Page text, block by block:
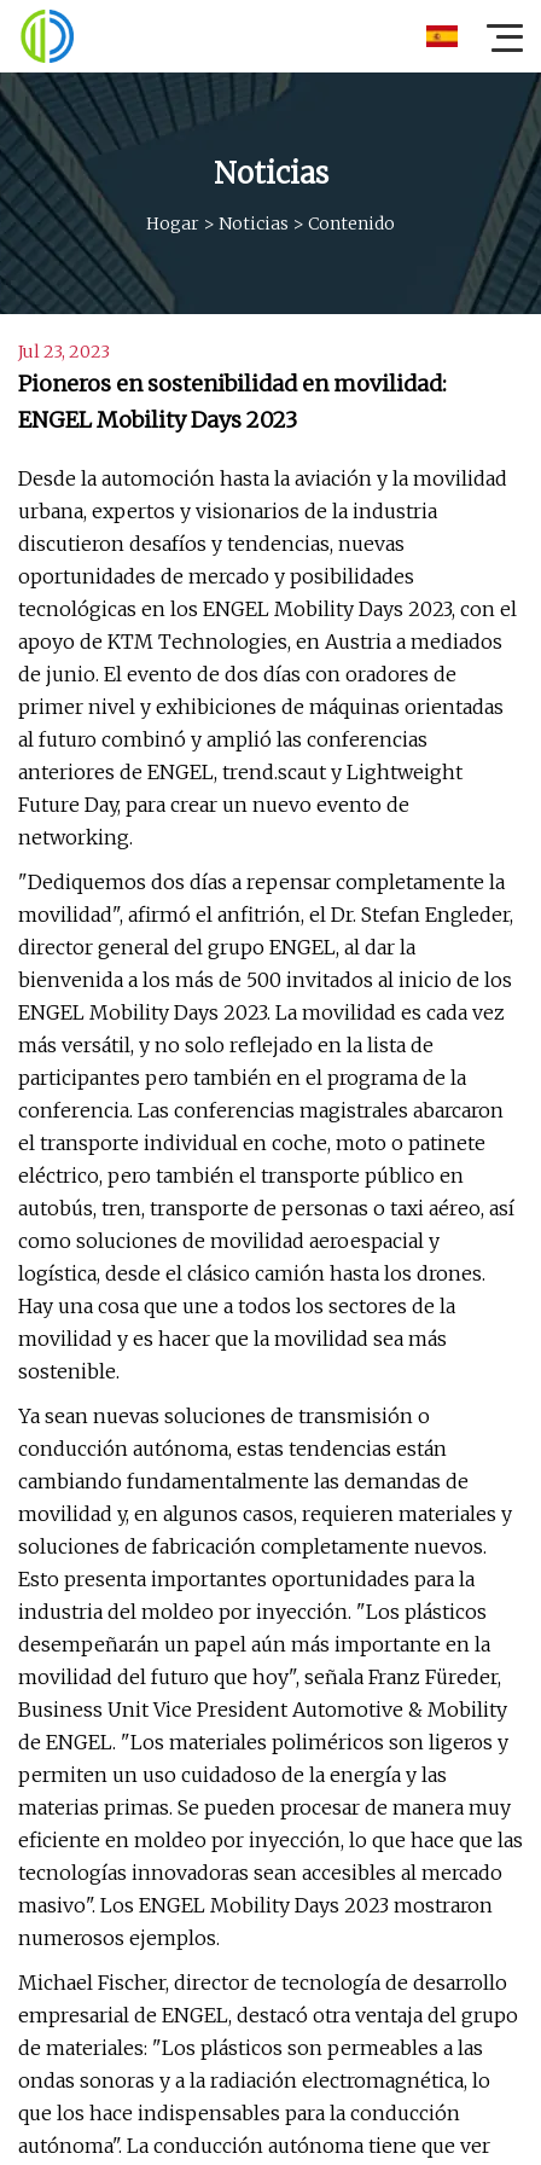
Noticias
Hogar > Noticias > Contenido
Jul 23, 2023
Pioneros en sostenibilidad en movilidad:
ENGEL Mobility Days 2023
Desde la automoción hasta la aviación y la movilidad
urbana, expertos y visionarios de la industria
discutieron desafíos y tendencias, nuevas
oportunidades de mercado y posibilidades
tecnológicas en los ENGEL Mobility Days 2023, con el
apoyo de KTM Technologies, en Austria a mediados
de junio. El evento de dos días con oradores de
primer nivel y exhibiciones de máquinas orientadas
al futuro combinó y amplió las conferencias
anteriores de ENGEL, trend.scaut y Lightweight
Future Day, para crear un nuevo evento de
networking.
"Dediquemos dos días a repensar completamente la
movilidad", afirmó el anfitrión, el Dr. Stefan Engleder,
director general del grupo ENGEL, al dar la
bienvenida a los más de 500 invitados al inicio de los
ENGEL Mobility Days 2023. La movilidad es cada vez
más versátil, y no solo reflejado en la lista de
participantes pero también en el programa de la
conferencia. Las conferencias magistrales abarcaron
el transporte individual en coche, moto o patinete
eléctrico, pero también el transporte público en
autobús, tren, transporte de personas o taxi aéreo, así
como soluciones de movilidad aeroespacial y
logística, desde el clásico camión hasta los drones.
Hay una cosa que une a todos los sectores de la
movilidad y es hacer que la movilidad sea más
sostenible.
Ya sean nuevas soluciones de transmisión o
conducción autónoma, estas tendencias están
cambiando fundamentalmente las demandas de
movilidad y, en algunos casos, requieren materiales y
soluciones de fabricación completamente nuevos.
Esto presenta importantes oportunidades para la
industria del moldeo por inyección. "Los plásticos
desempeñarán un papel aún más importante en la
movilidad del futuro que hoy", señala Franz Füreder,
Business Unit Vice President Automotive & Mobility
de ENGEL. "Los materiales poliméricos son ligeros y
permiten un uso cuidadoso de la energía y las
materias primas. Se pueden procesar de manera muy
eficiente en moldeo por inyección, lo que hace que las
tecnologías innovadoras sean accesibles al mercado
masivo". Los ENGEL Mobility Days 2023 mostraron
numerosos ejemplos.
Michael Fischer, director de tecnología de desarrollo
empresarial de ENGEL, destacó otra ventaja del grupo
de materiales: "Los plásticos son permeables a las
ondas sonoras y a la radiación electromagnética, lo
que los hace indispensables para la conducción
autónoma". La conducción autónoma tiene que ver